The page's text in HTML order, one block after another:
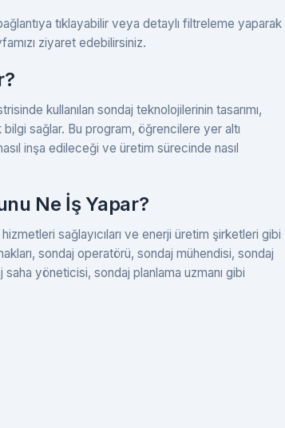
tıklayabilir veya detaylı filtreleme yaparak
ziyaret edebilirsiniz.
kullanılan sondaj teknolojilerinin tasarımı,
sağlar. Bu program, öğrencilere yer altı
inşa edileceği ve üretim sürecinde nasıl
Ne İş Yapar?
sağlayıcıları ve enerji üretim şirketleri gibi
sondaj operatörü, sondaj mühendisi, sondaj
yöneticisi, sondaj planlama uzmanı gibi